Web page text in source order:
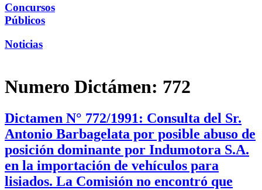
Concursos
Públicos
Noticias
Numero Dictámen: 772
Dictamen N° 772/1991: Consulta del Sr.
Antonio Barbagelata por posible abuso de
posición dominante por Indumotora S.A.
en la importación de vehículos para
lisiados. La Comisión no encontró que